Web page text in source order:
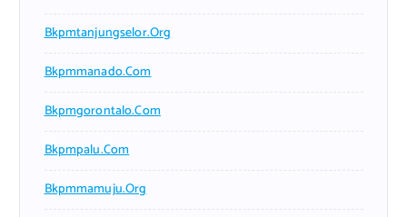
Bkpmtanjungselor.org
Bkpmmanado.com
Bkpmgorontalo.com
Bkpmpalu.com
Bkpmmamuju.org